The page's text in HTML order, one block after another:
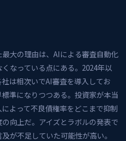
大の理由は、AIによる審査自動化
なっている点にある。2024年以
は相次いでAI審査を導入してお
準になりつつある。投資家が本当
よって不良債権率をどこまで抑制
向上だ。アイズとラボルの発表で
が不足していた可能性が高い。